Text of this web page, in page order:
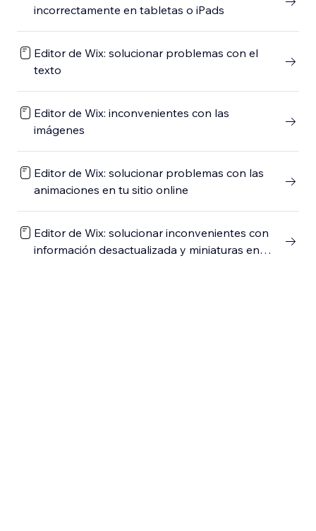
incorrectamente en tabletas o iPads
Editor de Wix: solucionar problemas con el
texto
Editor de Wix: inconvenientes con las
imágenes
Editor de Wix: solucionar problemas con las
animaciones en tu sitio online
Editor de Wix: solucionar inconvenientes con
información desactualizada y miniaturas en